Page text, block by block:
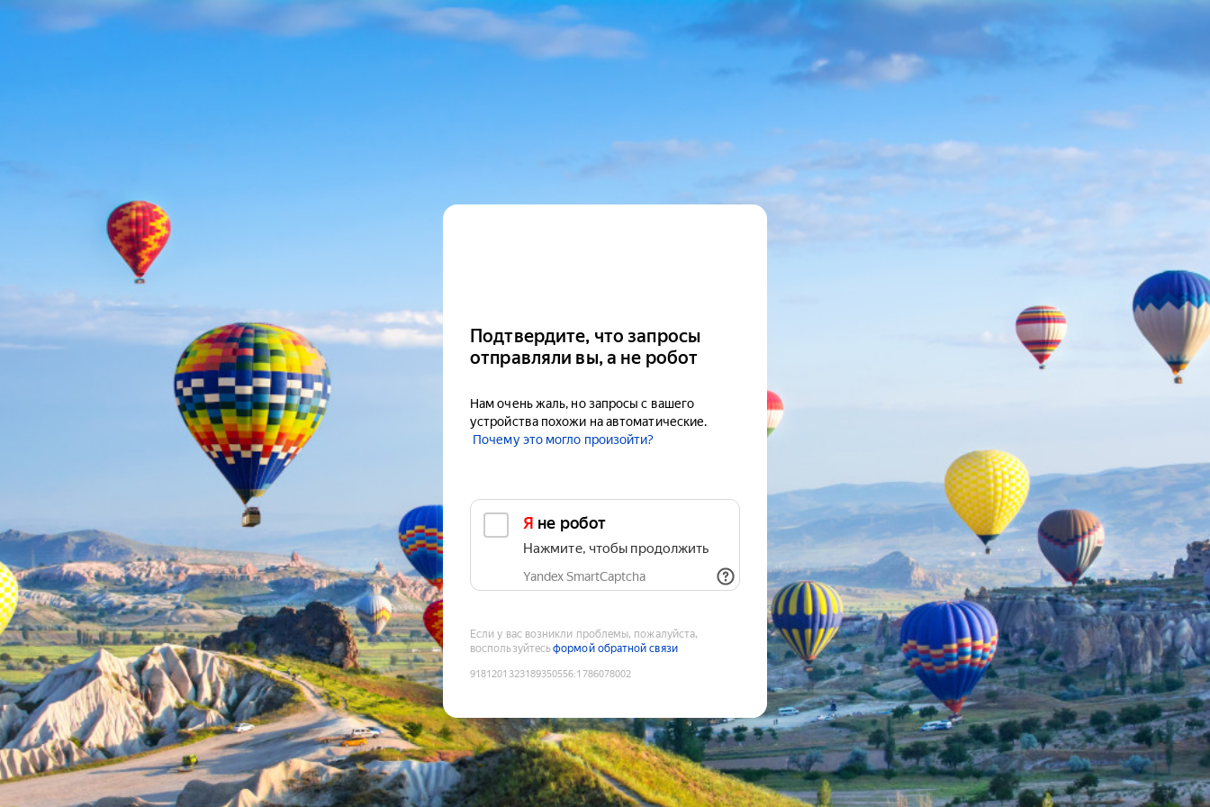
Подтвердите, что запросы
отправляли вы, а не робот
Нам очень жаль, но запросы с вашего
устройства похожи на автоматические.
Почему это могло произойти?
Я не робот
Нажмите, чтобы продолжить
Yandex SmartCaptcha
Если у вас возникли проблемы, пожалуйста,
воспользуйтесьформой обратной связи
9181201323189350556:1786078002